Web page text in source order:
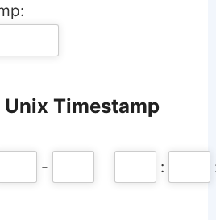
Unix Timestamp
- :